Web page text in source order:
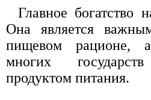
Главное
Она является
пищевом рационе,
многих
продуктом питания.